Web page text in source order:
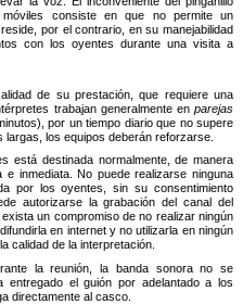
consiste en que no permite un
por el contrario, en su manejabilidad
con los oyentes durante una visita a
de su prestación, que requiere una
trabajan generalmente enparejas
por un tiempo diario que no supere
los equipos deberán reforzarse.
está destinada normalmente, de manera
inmediata. No puede realizarse ninguna
por los oyentes, sin su consentimiento
autorizarse la grabación del canal del
un compromiso de no realizar ningún
en internet y no utilizarla en ningún
calidad de la interpretación.
la reunión, la banda sonora no se
el guión por adelantado a los
directamente al casco.